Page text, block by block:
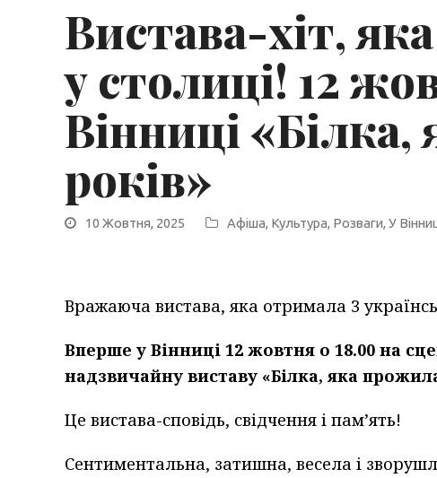
Вистава-хіт,
у столиці! 12
Вінниці
років»
10 Жовтня, 2025 Афіша, Культура, Розваги, У
Вражаюча вистава, яка отримала 3
Вперше у Вінниці 12 жовтня о 18.00 на
надзвичайну виставу «Білка, яка
Це вистава-сповідь, свідчення і пам’ять!
Сентиментальна, затишна, весела і